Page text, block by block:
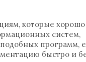
которые хорошо
систем,
программ,
быстро и